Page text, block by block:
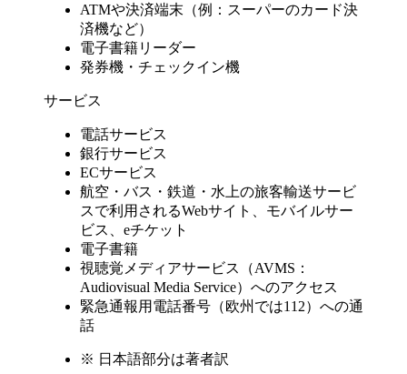
ATMや決済端末（例：スーパーのカード決
済機など）
電子書籍リーダー
発券機・チェックイン機
サービス
電話サービス
銀行サービス
ECサービス
航空・バス・鉄道・水上の旅客輸送サービ
スで利用されるWebサイト、モバイルサー
ビス、eチケット
電子書籍
視聴覚メディアサービス（AVMS：
Audiovisual Media Service）へのアクセス
緊急通報用電話番号（欧州では112）への通
話
※ 日本語部分は著者訳